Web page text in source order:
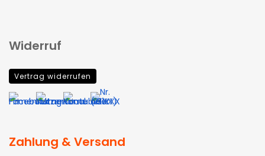
Widerruf
Vertrag widerrufen
Zahlung & Versand